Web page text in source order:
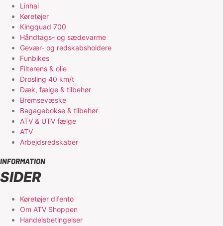
Linhai
Køretøjer
Kingquad 700
Håndtags- og sædevarme
Gevær- og redskabsholdere
Funbikes
Filterens & olie
Drosling 40 km/t
Dæk, fælge & tilbehør
Bremsevæske
Bagagebokse & tilbehør
ATV & UTV fælge
ATV
Arbejdsredskaber
INFORMATION
SIDER
Køretøjer difento
Om ATV Shoppen
Handelsbetingelser